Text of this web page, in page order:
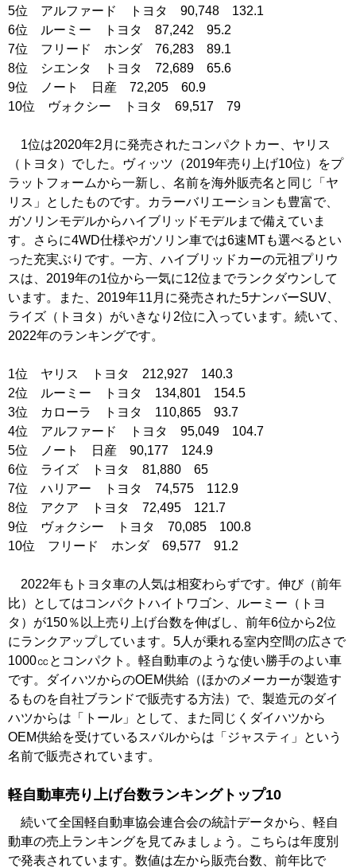
5位 アルファード トヨタ 90,748 132.1
6位 ルーミー トヨタ 87,242 95.2
7位 フリード ホンダ 76,283 89.1
8位 シエンタ トヨタ 72,689 65.6
9位 ノート 日産 72,205 60.9
10位 ヴォクシー トヨタ 69,517 79
1位は2020年2月に発売されたコンパクトカー、ヤリス
（トヨタ）でした。ヴィッツ（2019年売り上げ10位）をプ
ラットフォームから一新し、名前を海外販売名と同じ「ヤ
リス」としたものです。カラーバリエーションも豊富で、
ガソリンモデルからハイブリッドモデルまで備えていま
す。さらに4WD仕様やガソリン車では6速MTも選べるとい
った充実ぶりです。一方、ハイブリッドカーの元祖プリウ
スは、2019年の1位から一気に12位までランクダウンして
います。また、2019年11月に発売された5ナンバーSUV、
ライズ（トヨタ）がいきなり2位に入っています。続いて、
2022年のランキングです。
1位 ヤリス トヨタ 212,927 140.3
2位 ルーミー トヨタ 134,801 154.5
3位 カローラ トヨタ 110,865 93.7
4位 アルファード トヨタ 95,049 104.7
5位 ノート 日産 90,177 124.9
6位 ライズ トヨタ 81,880 65
7位 ハリアー トヨタ 74,575 112.9
8位 アクア トヨタ 72,495 121.7
9位 ヴォクシー トヨタ 70,085 100.8
10位 フリード ホンダ 69,577 91.2
2022年もトヨタ車の人気は相変わらずです。伸び（前年
比）としてはコンパクトハイトワゴン、ルーミー（トヨ
タ）が150％以上売り上げ台数を伸ばし、前年6位から2位
にランクアップしています。5人が乗れる室内空間の広さで
1000㏄とコンパクト。軽自動車のような使い勝手のよい車
です。ダイハツからのOEM供給（ほかのメーカーが製造す
るものを自社ブランドで販売する方法）で、製造元のダイ
ハツからは「トール」として、また同じくダイハツから
OEM供給を受けているスバルからは「ジャスティ」という
名前で販売されています。
軽自動車売り上げ台数ランキングトップ10
続いて全国軽自動車協会連合会の統計データから、軽自
動車の売上ランキングを見てみましょう。こちらは年度別
で発表されています。数値は左から販売台数、前年比で